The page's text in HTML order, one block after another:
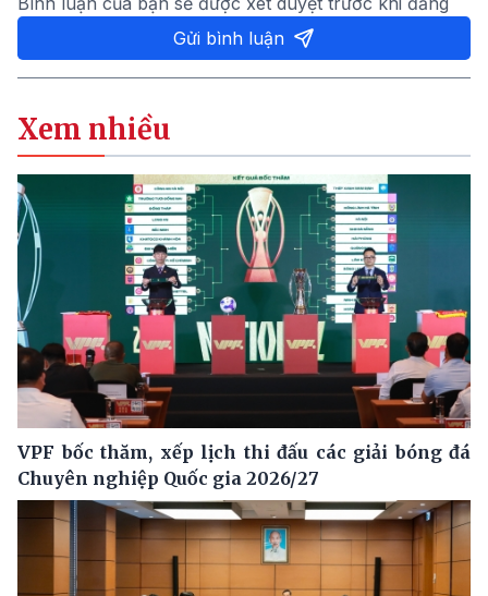
Gửi bình luận
Xem nhiều
VPF bốc thăm, xếp lịch thi đấu các giải bóng đá
Chuyên nghiệp Quốc gia 2026/27